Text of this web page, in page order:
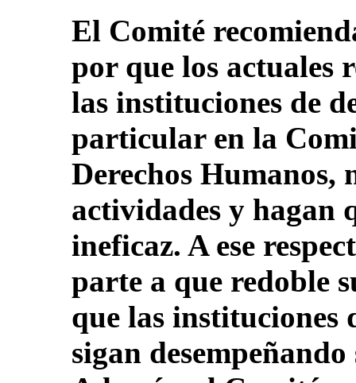
El Comité
por que los actuales
las instituciones de
particular en la
Derechos Humanos,
actividades y hagan
ineficaz. A ese
parte a que redoble
que las instituciones
sigan